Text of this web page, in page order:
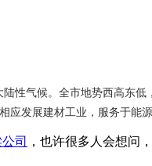
性气候。全市地势西高东
发展建材工业，服务于能
司 ，也许很多人会想问